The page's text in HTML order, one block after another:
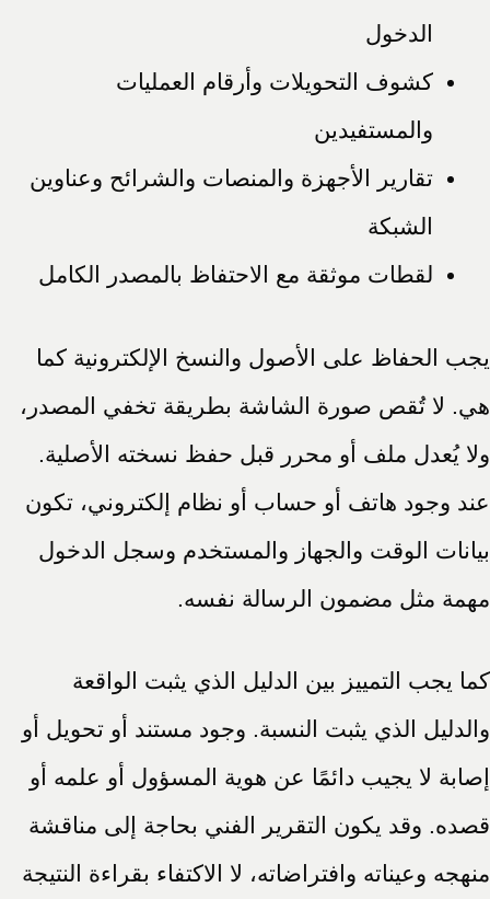
الدخول
كشوف التحويلات وأرقام العمليات
والمستفيدين
تقارير الأجهزة والمنصات والشرائح وعناوين
الشبكة
لقطات موثقة مع الاحتفاظ بالمصدر الكامل
يجب الحفاظ على الأصول والنسخ الإلكترونية كما
هي. لا تُقص صورة الشاشة بطريقة تخفي المصدر،
ولا يُعدل ملف أو محرر قبل حفظ نسخته الأصلية.
عند وجود هاتف أو حساب أو نظام إلكتروني، تكون
بيانات الوقت والجهاز والمستخدم وسجل الدخول
مهمة مثل مضمون الرسالة نفسه.
كما يجب التمييز بين الدليل الذي يثبت الواقعة
والدليل الذي يثبت النسبة. وجود مستند أو تحويل أو
إصابة لا يجيب دائمًا عن هوية المسؤول أو علمه أو
قصده. وقد يكون التقرير الفني بحاجة إلى مناقشة
منهجه وعيناته وافتراضاته، لا الاكتفاء بقراءة النتيجة